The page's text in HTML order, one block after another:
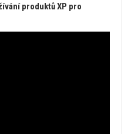
produktů XP pro